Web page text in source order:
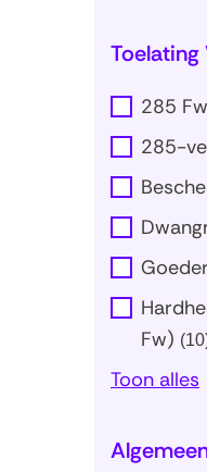
Toelating
285
285-
Fw) (10
Toon alles